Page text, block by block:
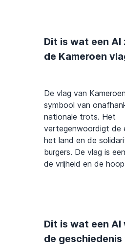
Dit is wat een
de Kameroen
De vlag van
symbool van
nationale trots. Het
vertegenwoordigt de
het land en de
burgers. De vlag is
de vrijheid en de
Dit is wat een
de geschiedenis